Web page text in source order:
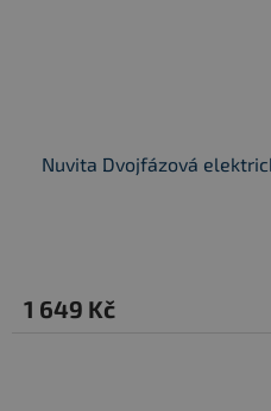
Nuvita Dvojfázová
1 649 Kč